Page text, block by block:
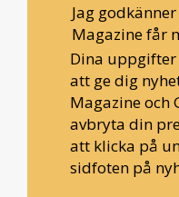
Jag
Magazine får
Dina
att ge dig
Magazine och
avbryta din
att klicka på
sidfoten på